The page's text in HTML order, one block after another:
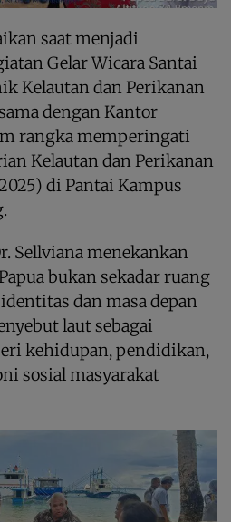
saat menjadi
Gelar Wicara Santai
Kelautan dan Perikanan
dengan Kantor
rangka memperingati
Kelautan dan Perikanan
di Pantai Kampus
Sellviana menekankan
bukan sekadar ruang
dan masa depan
laut sebagai
kehidupan, pendidikan,
sosial masyarakat